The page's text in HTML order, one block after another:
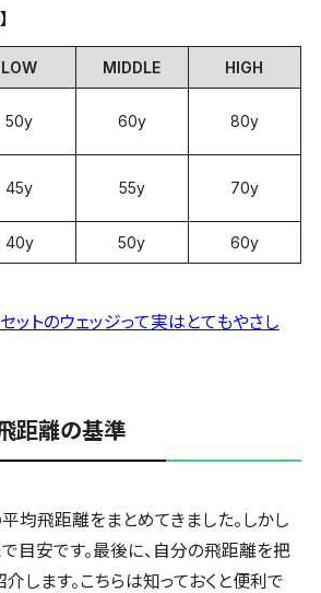
LOW MIDDLE HIGH
50y 60y 80y
45y 55y 70y
40y 50y 60y
ットのウェッジって実はとてもやさし
距離の基準
平均飛距離をまとめてきました。しかし
目安です。最後に、自分の飛距離を把
します。こちらは知っておくと便利で